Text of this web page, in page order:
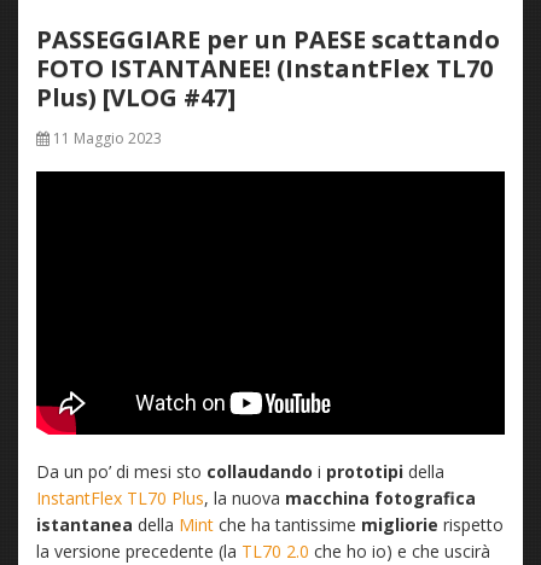
PASSEGGIARE per un PAESE scattando
FOTO ISTANTANEE! (InstantFlex TL70
Plus) [VLOG #47]
11 Maggio 2023
Da un po’ di mesi sto collaudando i prototipi della
InstantFlex TL70 Plus, la nuova macchina fotografica
istantanea della Mint che ha tantissime migliorie rispetto
la versione precedente (la TL70 2.0 che ho io) e che uscirà